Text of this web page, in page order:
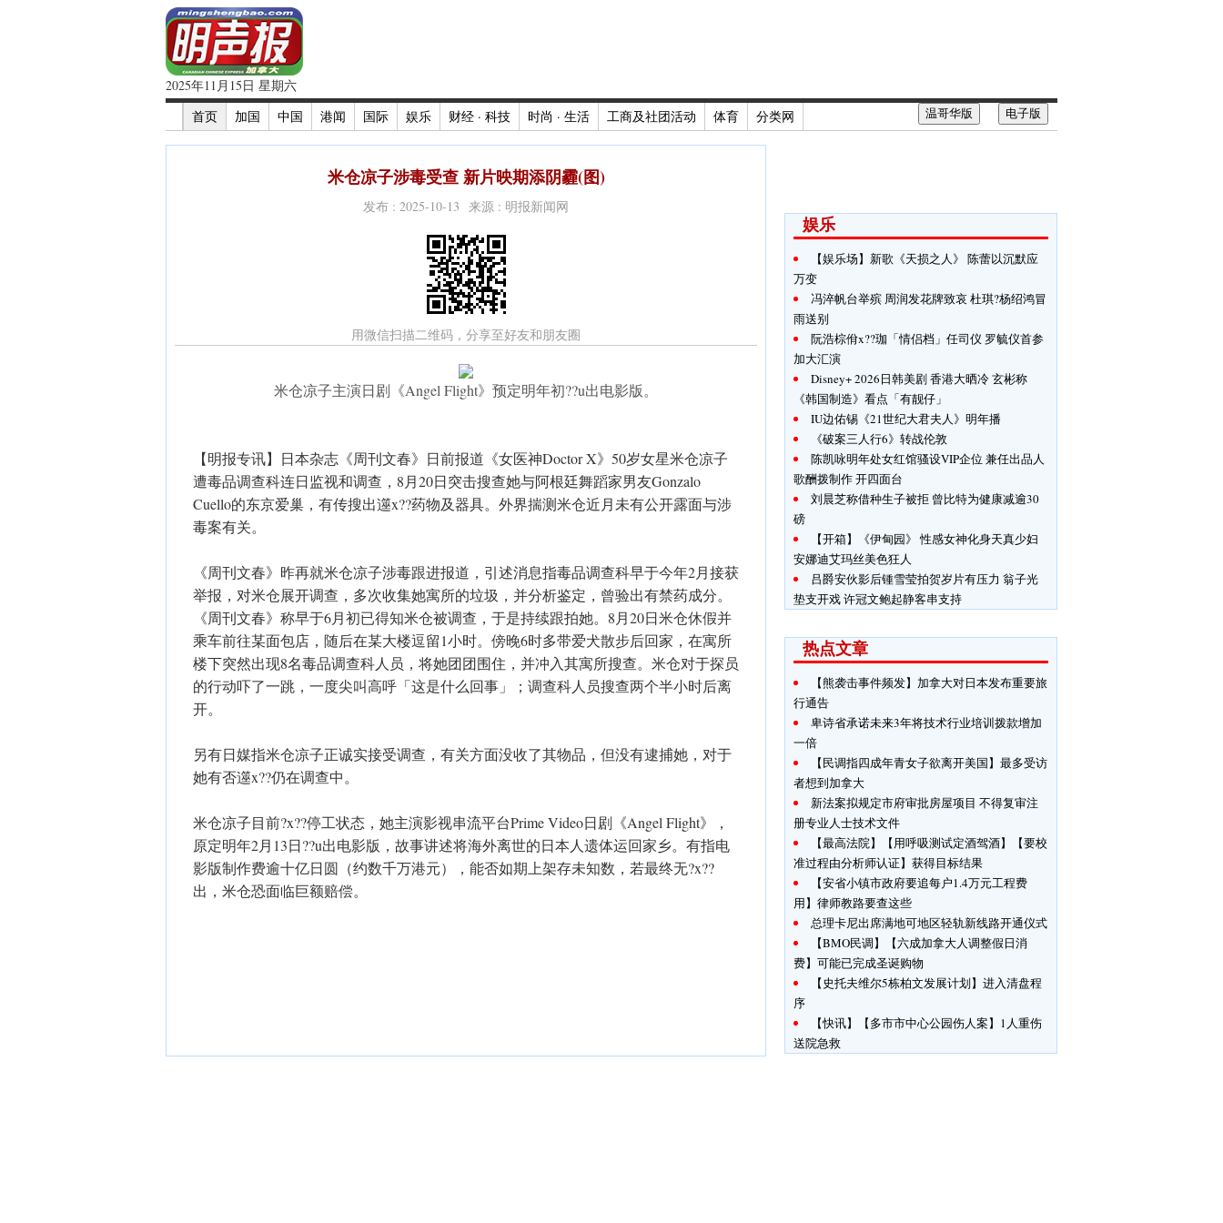
2025年11月15日 星期六
首页
加国 中国 港闻 国际 娱乐 财经 · 科技 时尚 · 生活 工商及社团活动 体育 分类网 电子版
温哥华版
米仓凉子涉毒受查 新片映期添阴霾(图)
发布 : 2025-10-13 来源 : 明报新闻网
用微信扫描二维码，分享至好友和朋友圈
米仓凉子主演日剧《Angel Flight》预定明年初??u出电影版。
【明报专讯】日本杂志《周刊文春》日前报道《女医神Doctor X》50岁女星米仓凉子
遭毒品调查科连日监视和调查，8月20日突击搜查她与阿根廷舞蹈家男友Gonzalo
Cuello的东京爱巢，有传搜出遾x??药物及器具。外界揣测米仓近月未有公开露面与涉
毒案有关。
《周刊文春》昨再就米仓凉子涉毒跟进报道，引述消息指毒品调查科早于今年2月接获
举报，对米仓展开调查，多次收集她寓所的垃圾，并分析鉴定，曾验出有禁药成分。
《周刊文春》称早于6月初已得知米仓被调查，于是持续跟拍她。8月20日米仓休假并
乘车前往某面包店，随后在某大楼逗留1小时。傍晚6时多带爱犬散步后回家，在寓所
楼下突然出现8名毒品调查科人员，将她团团围住，并冲入其寓所搜查。米仓对于探员
的行动吓了一跳，一度尖叫高呼「这是什么回事」；调查科人员搜查两个半小时后离
开。
另有日媒指米仓凉子正诚实接受调查，有关方面没收了其物品，但没有逮捕她，对于
她有否遾x??仍在调查中。
米仓凉子目前?x??停工状态，她主演影视串流平台Prime Video日剧《Angel Flight》，
原定明年2月13日??u出电影版，故事讲述将海外离世的日本人遗体运回家乡。有指电
影版制作费逾十亿日圆（约数千万港元），能否如期上架存未知数，若最终无?x??
出，米仓恐面临巨额赔偿。
娱乐
【娱乐场】新歌《天损之人》 陈蕾以沉默应
万变
冯淬帆台举殡 周润发花牌致哀 杜琪?杨绍鸿冒
雨送别
阮浩棕佾x??珈「情侣档」任司仪 罗毓仪首参
加大汇演
Disney+ 2026日韩美剧 香港大晒冷 玄彬称
《韩国制造》看点「有靓仔」
IU边佑锡《21世纪大君夫人》明年播
《破案三人行6》转战伦敦
陈凯咏明年处女红馆骚设VIP企位 兼任出品人
歌酬拨制作 开四面台
刘晨芝称借种生子被拒 曾比特为健康减逾30
磅
【开箱】《伊甸园》 性感女神化身天真少妇
安娜迪艾玛丝美色狂人
吕爵安伙影后锺雪莹拍贺岁片有压力 翁子光
垫支开戏 许冠文鲍起静客串支持
热点文章
【熊袭击事件频发】加拿大对日本发布重要旅
行通告
卑诗省承诺未来3年将技术行业培训拨款增加
一倍
【民调指四成年青女子欲离开美国】最多受访
者想到加拿大
新法案拟规定市府审批房屋项目 不得复审注
册专业人士技术文件
【最高法院】【用呼吸测试定酒驾酒】【要校
准过程由分析师认证】获得目标结果
【安省小镇市政府要追每户1.4万元工程费
用】律师教路要查这些
总理卡尼出席满地可地区轻轨新线路开通仪式
【BMO民调】【六成加拿大人调整假日消
费】可能已完成圣诞购物
【史托夫维尔5栋柏文发展计划】进入清盘程
序
【快讯】【多市市中心公园伤人案】1人重伤
送院急救